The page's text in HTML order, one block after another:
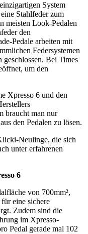
System
Stahlfeder zum
meisten Look-Pedalen
den
Pedale arbeiten mit
Federsystemen
geschlossen. Bei Times
um den
Xpresso 6 und den
braucht man nur
den Pedalen zu lösen.
Neulinge, die sich
unter erfahrenen
6
von 700mm²,
eine sichere
Zudem sind die
im Xpresso-
Pedal gerade mal 102